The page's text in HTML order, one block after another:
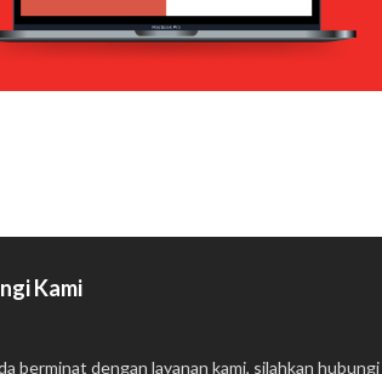
Kami
berminat dengan layanan kami, silahkan hubungi